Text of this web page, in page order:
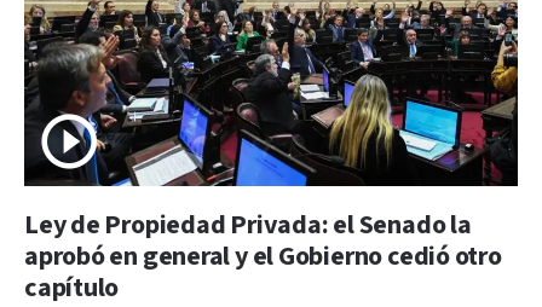
Ley de Propiedad Privada: el Senado la
aprobó en general y el Gobierno cedió otro
capítulo